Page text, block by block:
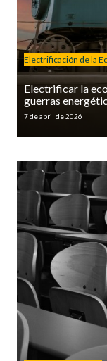
Electrificación de la
Electrificar la
guerras
7 de abril de 2026